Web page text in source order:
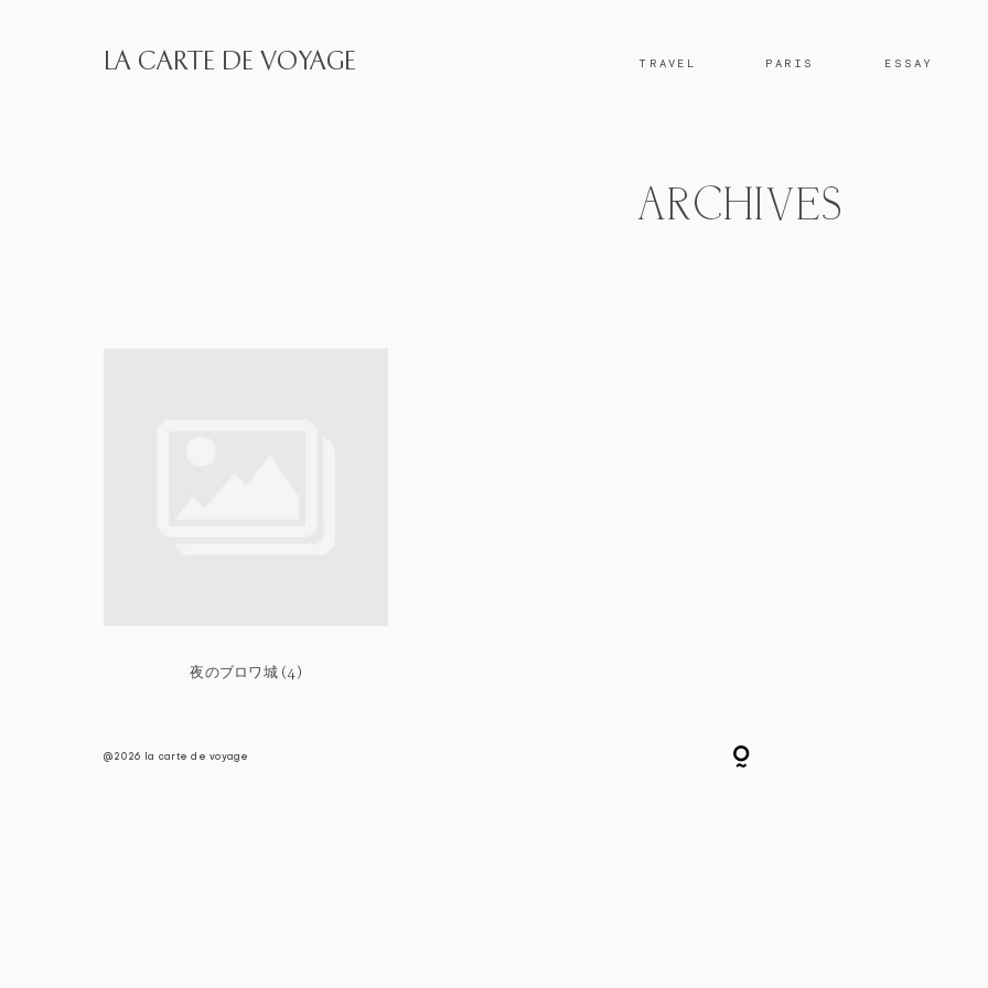
LA CARTE DE VOYAGE TRAVEL PARIS ESSAY
ARCHIVES
夜のブロワ城 (4)
@2026 la carte de voyage